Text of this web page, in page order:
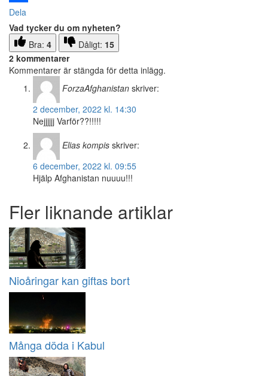
Dela
Vad tycker du om nyheten?
Bra: 4 Dåligt: 15
2 kommentarer
Kommentarer är stängda för detta inlägg.
ForzaAfghanistan skriver:
2 december, 2022 kl. 14:30
Nejjjjjj Varför??!!!!!
Elias kompis skriver:
6 december, 2022 kl. 09:55
Hjälp Afghanistan nuuuu!!!
Fler liknande artiklar
Nioåringar kan giftas bort
Många döda i Kabul